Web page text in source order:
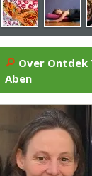
Over Ontdek
Aben